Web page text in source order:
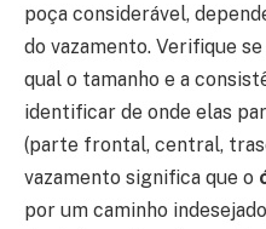
poça considerável,
do vazamento. Verifique
qual o tamanho e a
identificar de onde elas
(parte frontal, central,
vazamento significa que o
por um caminho